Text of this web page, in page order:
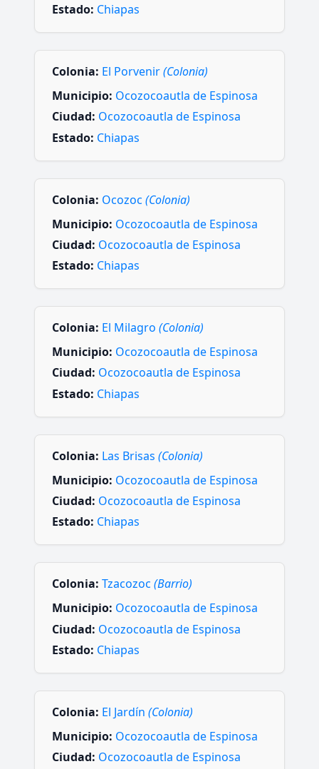
Estado: Chiapas
Colonia: El Porvenir(Colonia)
Municipio: Ocozocoautla de Espinosa
Ciudad: Ocozocoautla de Espinosa
Estado: Chiapas
Colonia: Ocozoc (Colonia)
Municipio: Ocozocoautla de Espinosa
Ciudad: Ocozocoautla de Espinosa
Estado: Chiapas
Colonia: El Milagro (Colonia)
Municipio: Ocozocoautla de Espinosa
Ciudad: Ocozocoautla de Espinosa
Estado: Chiapas
Colonia: Las Brisas (Colonia)
Municipio: Ocozocoautla de Espinosa
Ciudad: Ocozocoautla de Espinosa
Estado: Chiapas
Colonia: Tzacozoc (Barrio)
Municipio: Ocozocoautla de Espinosa
Ciudad: Ocozocoautla de Espinosa
Estado: Chiapas
Colonia: El Jardín (Colonia)
Municipio: Ocozocoautla de Espinosa
Ciudad: Ocozocoautla de Espinosa